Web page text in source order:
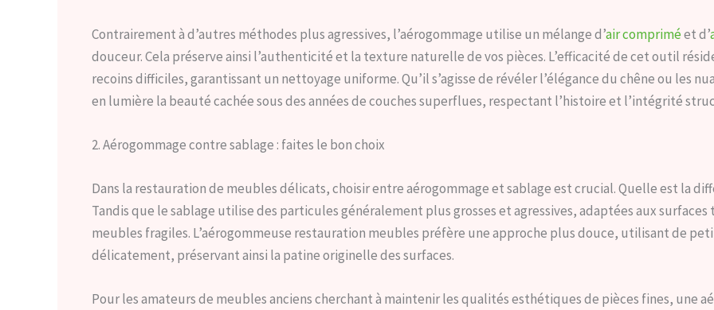
Contrairement à d’autres méthodes plus agressives, l’aérogommage utilise un mélange d’air compriméet d’
douceur. Cela préserve ainsi l’authenticité et la texture naturelle de vos pièces. L’efficacité de cet outil
recoins difficiles, garantissant un nettoyage uniforme. Qu’il s’agisse de révéler l’élégance du chêne ou les
en lumière la beauté cachée sous des années de couches superflues, respectant l’histoire et l’intégrité
2. Aérogommage contre sablage : faites le bon choix
Dans la restauration de meubles délicats, choisir entre aérogommage et sablage est crucial. Quelle est la
Tandis que le sablage utilise des particules généralement plus grosses et agressives, adaptées aux
meubles fragiles. L’aérogommeuse restauration meubles préfère une approche plus douce, utilisant de
délicatement, préservant ainsi la patine originelle des surfaces.
Pour les amateurs de meubles anciens cherchant à maintenir les qualités esthétiques de pièces fines, une